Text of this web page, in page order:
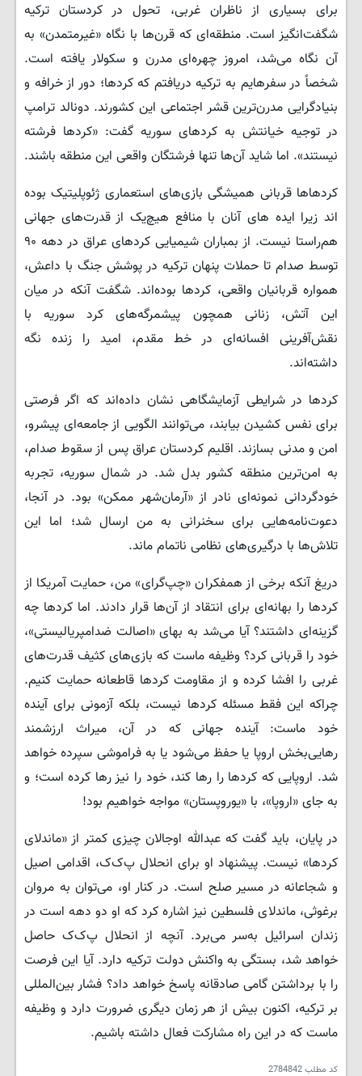
برای بسیاری از ناظران غربی، تحول در کردستان ترکیه
شگفت‌انگیز است. منطقه‌ای که قرن‌ها با نگاه «غیرمتمدن» به
آن نگاه می‌شد، امروز چهره‌ای مدرن و سکولار یافته است.
شخصاً در سفرهایم به ترکیه دریافتم که کردها؛ دور از خرافه و
بنیادگرایی مدرن‌ترین قشر اجتماعی این کشورند. دونالد ترامپ
در توجیه خیانتش به کردهای سوریه گفت: «کردها فرشته
نیستند». اما شاید آن‌ها تنها فرشتگان واقعی این منطقه باشند.
کردهاها قربانی همیشگی بازی‌های استعماری ژئوپلیتیک بوده
اند زیرا ایده های آنان با منافع هیچ‌یک از قدرت‌های جهانی
هم‌راستا نیست. از بمباران شیمیایی کردهای عراق در دهه ۹۰
توسط صدام تا حملات پنهان ترکیه در پوشش جنگ با داعش،
همواره قربانیان واقعی، کردها بوده‌اند. شگفت آنکه در میان
این آتش، زنانی همچون پیشمرگه‌های کرد سوریه با
نقش‌آفرینی افسانه‌ای در خط مقدم، امید را زنده نگه
داشته‌اند.
کردها در شرایطی آزمایشگاهی نشان داده‌اند که اگر فرصتی
برای نفس کشیدن بیابند، می‌توانند الگویی از جامعه‌ای پیشرو،
امن و مدنی بسازند. اقلیم کردستان عراق پس از سقوط صدام،
به امن‌ترین منطقه کشور بدل شد. در شمال سوریه، تجربه
خودگردانی نمونه‌ای نادر از «آرمان‌شهر ممکن» بود. در آنجا،
دعوت‌نامه‌هایی برای سخنرانی به من ارسال شد؛ اما این
تلاش‌ها با درگیری‌های نظامی ناتمام ماند.
دریغ آنکه برخی از همفکران «چپ‌گرای» من، حمایت آمریکا از
کردها را بهانه‌ای برای انتقاد از آن‌ها قرار دادند. اما کردها چه
گزینه‌ای داشتند؟ آیا می‌شد به بهای «اصالت ضدامپریالیستی»،
خود را قربانی کرد؟ وظیفه ماست که بازی‌های کثیف قدرت‌های
غربی را افشا کرده و از مقاومت کردها قاطعانه حمایت کنیم.
چراکه این فقط مسئله کردها نیست، بلکه آزمونی برای آینده
خود ماست: آینده جهانی که در آن، میراث ارزشمند
رهایی‌بخش اروپا یا حفظ می‌شود یا به فراموشی سپرده خواهد
شد. اروپایی که کردها را رها کند، خود را نیز رها کرده است؛ و
به جای «اروپا»، با «یوروپستان» مواجه خواهیم بود!
در پایان، باید گفت که عبدالله اوجالان چیزی کمتر از «ماندلای
کردها» نیست. پیشنهاد او برای انحلال پ‌ک‌ک، اقدامی اصیل
و شجاعانه در مسیر صلح است. در کنار او، می‌توان به مروان
برغوثی، ماندلای فلسطین نیز اشاره کرد که او دو دهه است در
زندان اسرائیل به‌سر می‌برد. آنچه از انحلال پ‌ک‌ک حاصل
خواهد شد، بستگی به واکنش دولت ترکیه دارد. آیا این فرصت
را با برداشتن گامی صادقانه پاسخ خواهد داد؟ فشار بین‌المللی
بر ترکیه، اکنون بیش از هر زمان دیگری ضرورت دارد و وظیفه
ماست که در این راه مشارکت فعال داشته باشیم.
کد مطلب2784842